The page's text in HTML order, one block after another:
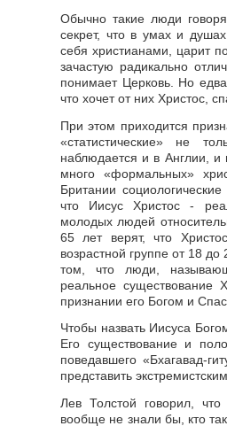
Обычно такие люди
секрет, что в умах и
себя христианами, царит
зачастую радикально
понимает Церковь. Но
что хочет от них Христос,
При этом приходится
«статистические» не
наблюдается и в Англии,
много «формальных»
Британии
что Иисус Христос -
молодых людей
65 лет верят, что
возрастной группе от 18
том, что люди,
реальное существование
признании его Богом и
Чтобы назвать Иисуса
Его существование и
поведавшего «Бхагавад-
представить
Лев Толстой говорил,
вообще не знали бы, кто